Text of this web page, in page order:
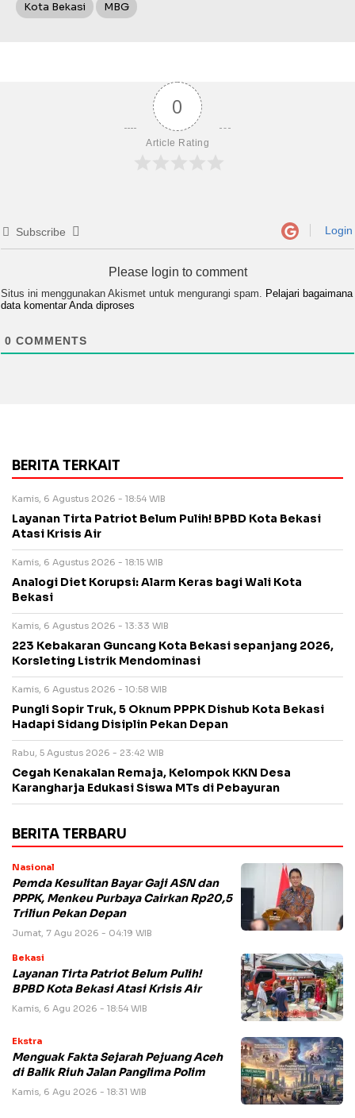
Kota Bekasi MBG
0
Article Rating
Subscribe Login
Please login to comment
Situs ini menggunakan Akismet untuk mengurangi spam. Pelajari bagaimana
data komentar Anda diproses
0 COMMENTS
BERITA TERKAIT
Kamis, 6 Agustus 2026 - 18:54 WIB
Layanan Tirta Patriot Belum Pulih! BPBD Kota Bekasi
Atasi Krisis Air
Kamis, 6 Agustus 2026 - 18:15 WIB
Analogi Diet Korupsi: Alarm Keras bagi Wali Kota
Bekasi
Kamis, 6 Agustus 2026 - 13:33 WIB
223 Kebakaran Guncang Kota Bekasi sepanjang 2026,
Korsleting Listrik Mendominasi
Kamis, 6 Agustus 2026 - 10:58 WIB
Pungli Sopir Truk, 5 Oknum PPPK Dishub Kota Bekasi
Hadapi Sidang Disiplin Pekan Depan
Rabu, 5 Agustus 2026 - 23:42 WIB
Cegah Kenakalan Remaja, Kelompok KKN Desa
Karangharja Edukasi Siswa MTs di Pebayuran
BERITA TERBARU
Nasional
Pemda Kesulitan Bayar Gaji ASN dan
PPPK, Menkeu Purbaya Cairkan Rp20,5
Triliun Pekan Depan
Jumat, 7 Agu 2026 - 04:19 WIB
Bekasi
Layanan Tirta Patriot Belum Pulih!
BPBD Kota Bekasi Atasi Krisis Air
Kamis, 6 Agu 2026 - 18:54 WIB
Ekstra
Menguak Fakta Sejarah Pejuang Aceh
di Balik Riuh Jalan Panglima Polim
Kamis, 6 Agu 2026 - 18:31 WIB